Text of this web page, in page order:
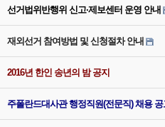
선거법위반행위 신고·제보센터 운영 안내
재외선거 참여방법 및 신청절차 안내
2016년 한인 송년의 밤 공지
주폴란드대사관 행정직원(전문직) 채용 공